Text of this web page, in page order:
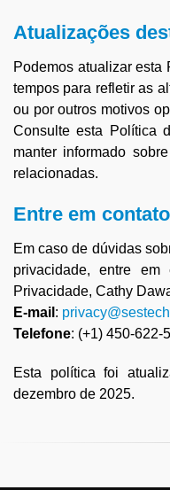
Atualizações
Podemos atualizar esta
tempos para refletir as
ou por outros motivos
Consulte esta Política
manter informado
relacionadas.
Entre em contato
Em caso de dúvidas
privacidade, entre
Privacidade, Cathy
E-mail :
Telefone: (+1) 450-622-
Esta política foi
dezembro de 2025.